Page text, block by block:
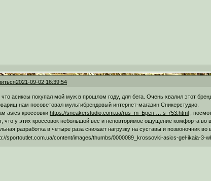
2021-09-02 16:39:54
асиксы покупал мой муж в прошлом году, для бега. Очень хвалил этот
нам посоветовал мультибрендовый интернет-магазин Сникерстудио.
asics кроссовки https://sneakerstudio.com.ua/rus_m_Брен … s-753.html
,
что у этих кроссовок небольшой вес и неповторимое ощущение комфорта во
разработка в четыре раза снижает нагрузку на суставы и позвоночник во